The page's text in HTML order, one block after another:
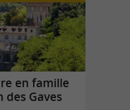
en famille
des Gaves